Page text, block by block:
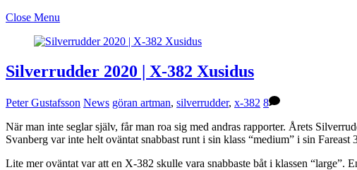
Close Menu
Silverrudder 2020 | X-382 Xusidus
Peter Gustafsson News göran artman, silverrudder, x-382 8
När man inte seglar själv, får man roa sig med andras rapporter. Årets
Svanberg var inte helt oväntat snabbast runt i sin klass “medium” i sin
Lite mer oväntat var att en X-382 skulle vara snabbaste båt i klassen “large”.